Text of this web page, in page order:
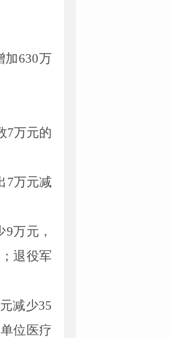
加630万
7万元的
7万元减
9万元，
退役军
减少35
位医疗